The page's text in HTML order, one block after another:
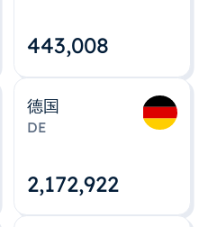
443,008
德国
DE
2,172,922